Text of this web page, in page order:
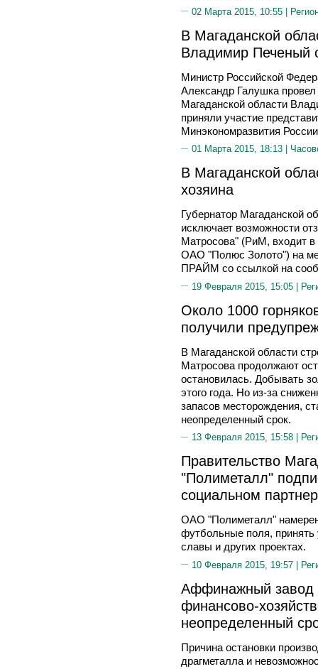
02 Марта 2015, 10:55 |
В Магаданской
Владимир Печеный
Министр Российской
Александр Галушка
Магаданской области
приняли участие
Минэкономразвития
01 Марта 2015, 18:13 |
В Магаданской
хозяина
Губернатор Магаданской
исключает возможности
Матросова" (РиМ, входит
ОАО "Полюс Золото") на
ПРАЙМ со ссылкой на
19 Февраля 2015, 15:05 |
Около 1000
получили
В Магаданской области
Матросова продолжают
остановилась. Добывать
этого года. Но из-за
запасов месторождения,
неопределенный срок.
13 Февраля 2015, 15:58 |
Правительство
"Полиметалл"
социальном
ОАО "Полиметалл"
футбольные поля,
славы и других проектах.
10 Февраля 2015, 19:57 |
Аффинажный завод
финансово-
неопределенный
Причина остановки
драгметалла и